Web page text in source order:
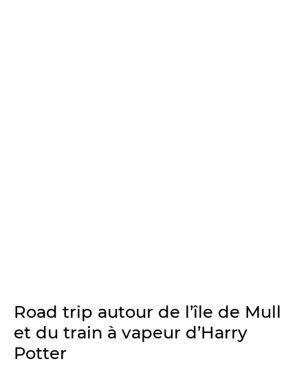
Road trip autour de l’île de Mull
et du train à vapeur d’Harry
Potter